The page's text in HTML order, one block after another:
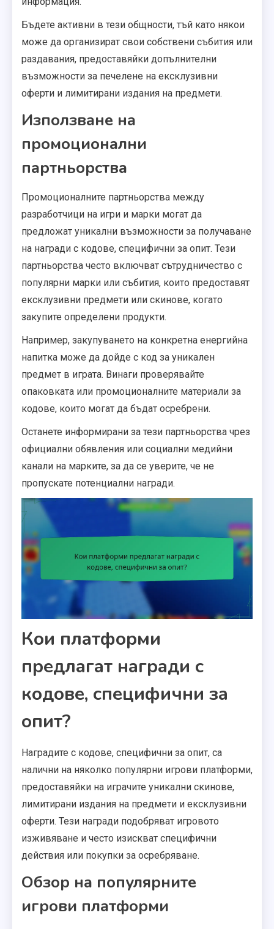
Бъдете активни в тези общности, тъй като някои
може да организират свои собствени събития или
раздавания, предоставяйки допълнителни
възможности за печелене на ексклузивни
оферти и лимитирани издания на предмети.
Използване на
промоционални
партньорства
Промоционалните партньорства между
разработчици на игри и марки могат да
предложат уникални възможности за получаване
на награди с кодове, специфични за опит. Тези
партньорства често включват сътрудничество с
популярни марки или събития, които предоставят
ексклузивни предмети или скинове, когато
закупите определени продукти.
Например, закупуването на конкретна енергийна
напитка може да дойде с код за уникален
предмет в играта. Винаги проверявайте
опаковката или промоционалните материали за
кодове, които могат да бъдат осребрени.
Останете информирани за тези партньорства чрез
официални обявления или социални медийни
канали на марките, за да се уверите, че не
пропускате потенциални награди.
Кои платформи
предлагат награди с
кодове, специфични за
опит?
Наградите с кодове, специфични за опит, са
налични на няколко популярни игрови платформи,
предоставяйки на играчите уникални скинове,
лимитирани издания на предмети и ексклузивни
оферти. Тези награди подобряват игровото
изживяване и често изискват специфични
действия или покупки за осребряване.
Обзор на популярните
игрови платформи